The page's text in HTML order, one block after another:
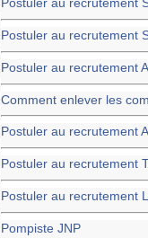
Postuler au recrutement
Postuler au recrutement
Postuler au recrutement
Comment enlever les
Postuler au recrutement
Postuler au recrutement
Postuler au recrutement
Pompiste JNP